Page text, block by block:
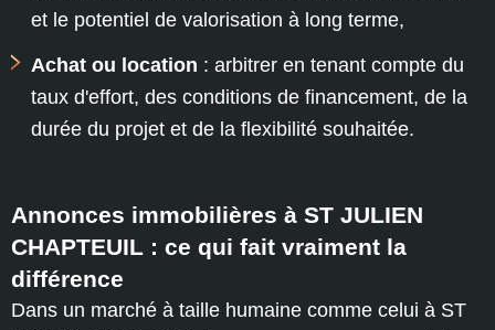
et le potentiel de valorisation à long terme,
Achat ou location : arbitrer en tenant compte du
taux d'effort, des conditions de financement, de la
durée du projet et de la flexibilité souhaitée.
Annonces immobilières à ST JULIEN
CHAPTEUIL : ce qui fait vraiment la
différence
Dans un marché à taille humaine comme celui à ST